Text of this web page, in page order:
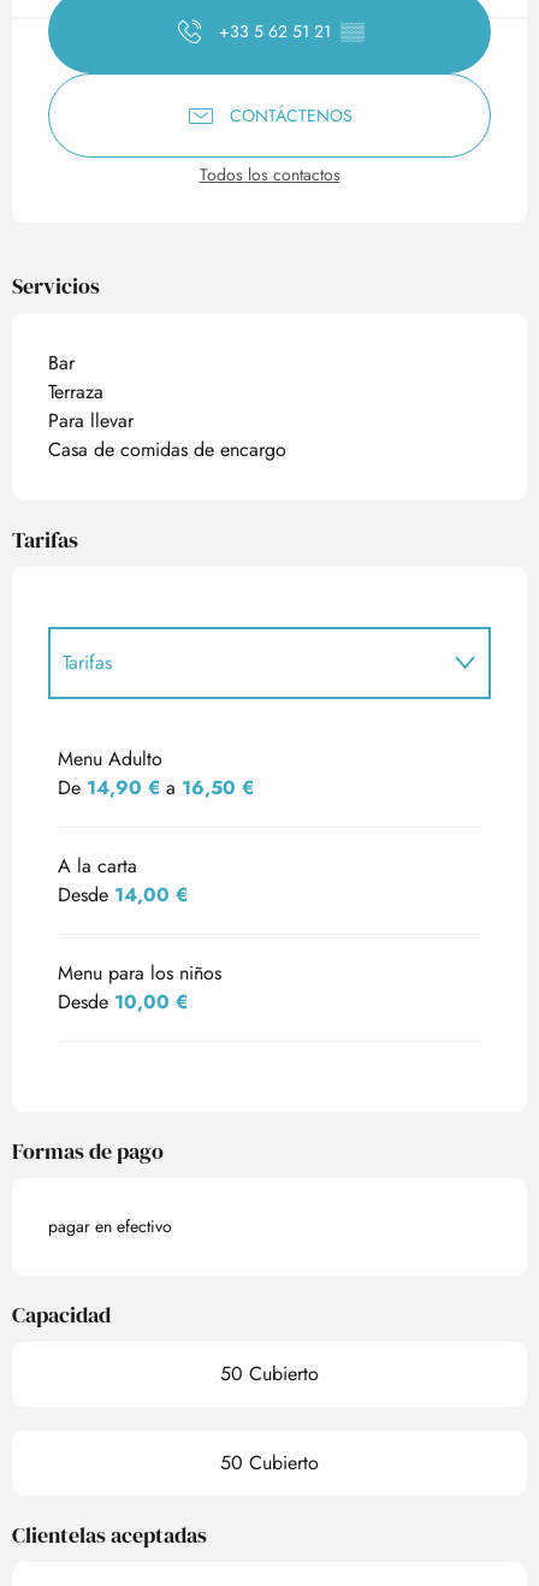
+33 5 62 51 21 ▒▒
CONTÁCTENOS
Todos los contactos
Servicios
Bar
Terraza
Para llevar
Casa de comidas de encargo
Tarifas
Tarifas
Menu Adulto
De 14,90 € a 16,50 €
A la carta
Desde 14,00 €
Menu para los niños
Desde 10,00 €
Formas de pago
pagar en efectivo
Capacidad
50 Cubierto
50 Cubierto
Clientelas aceptadas